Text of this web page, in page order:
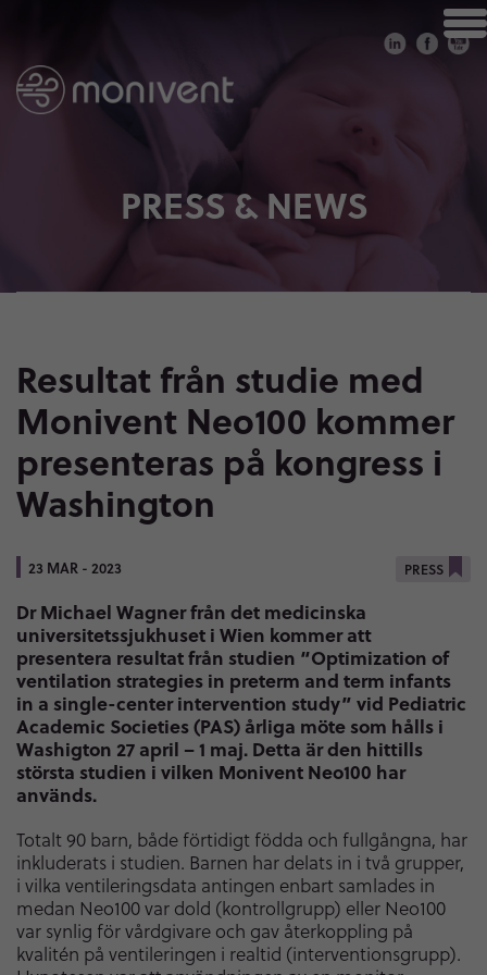
PRESS & NEWS
Resultat från studie med
Monivent Neo100 kommer
presenteras på kongress i
Washington
23 MAR - 2023 PRESS
Dr Michael Wagner från det medicinska
universitetssjukhuset i Wien kommer att
presentera resultat från studien “Optimization of
ventilation strategies in preterm and term infants
in a single-center intervention study” vid Pediatric
Academic Societies (PAS) årliga möte som hålls i
Washigton 27 april – 1 maj. Detta är den hittills
största studien i vilken Monivent Neo100 har
används.
Totalt 90 barn, både förtidigt födda och fullgångna, har
inkluderats i studien. Barnen har delats in i två grupper,
i vilka ventileringsdata antingen enbart samlades in
medan Neo100 var dold (kontrollgrupp) eller Neo100
var synlig för vårdgivare och gav återkoppling på
kvalitén på ventileringen i realtid (interventionsgrupp).